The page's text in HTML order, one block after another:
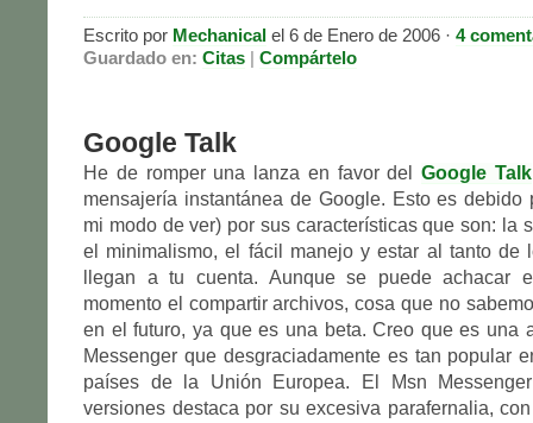
Escrito por Mechanical el 6 de Enero de 2006 · 4
Guardado en: Citas Compártelo
Google Talk
He de romper una lanza en favor del Google Talk
mensajería instantánea de Google. Esto es debido
mi modo de ver) por sus características que son: la
el minimalismo, el fácil manejo y estar al tanto de
llegan a tu cuenta. Aunque se puede achacar
momento el compartir archivos, cosa que no
en el futuro, ya que es una beta. Creo que es una
Messenger que desgraciadamente es tan popular
países de la Unión Europea. El Msn
versiones destaca por su excesiva parafernalia, con